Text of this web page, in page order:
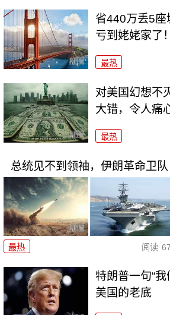
省440万丢5座
亏到姥姥家了！
最热
对美国幻想不
大错，令人痛
最热
总统见不到领袖，伊朗革命卫队
最热 阅读
特朗普一句“
美国的老底